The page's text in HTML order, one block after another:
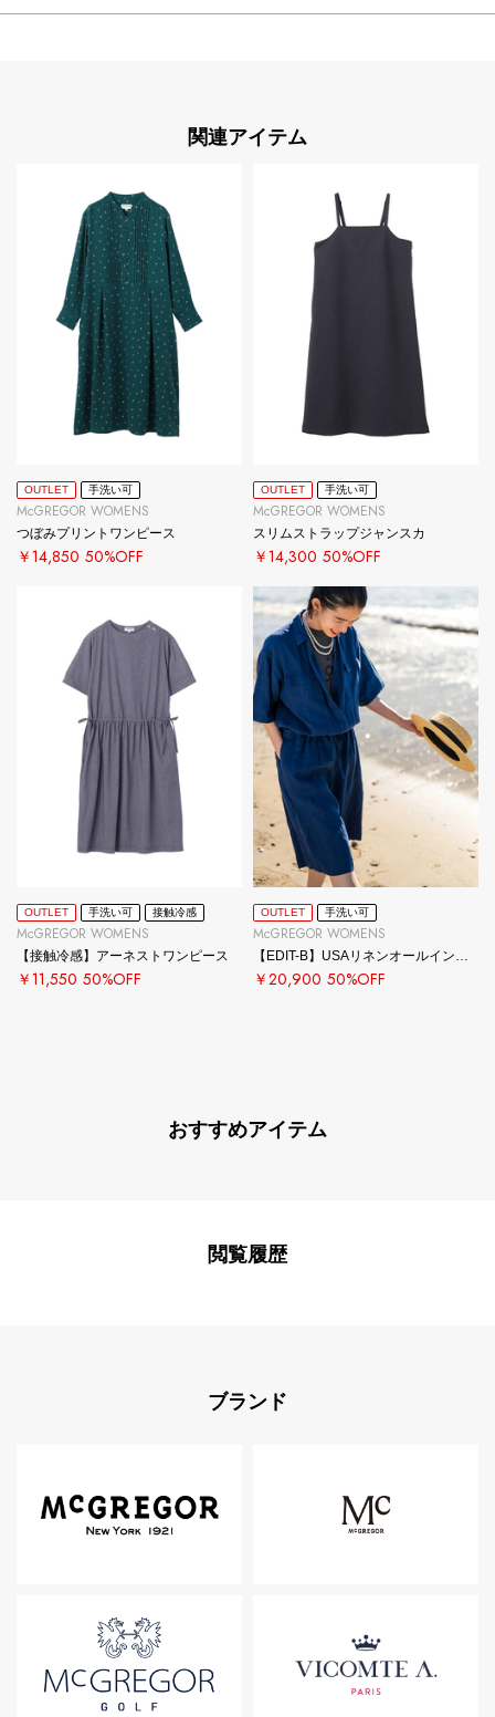
関連アイテム
OUTLET 手洗い可
McGREGOR WOMENS
つぼみプリントワンピース
￥14,850 50%OFF
OUTLET 手洗い可
McGREGOR WOMENS
スリムストラップジャンスカ
￥14,300 50%OFF
OUTLET 手洗い可 接触冷感
McGREGOR WOMENS
【接触冷感】アーネストワンピース
￥11,550 50%OFF
OUTLET 手洗い可
McGREGOR WOMENS
【EDIT-B】USAリネンオールインワン
￥20,900 50%OFF
おすすめアイテム
閲覧履歴
ブランド